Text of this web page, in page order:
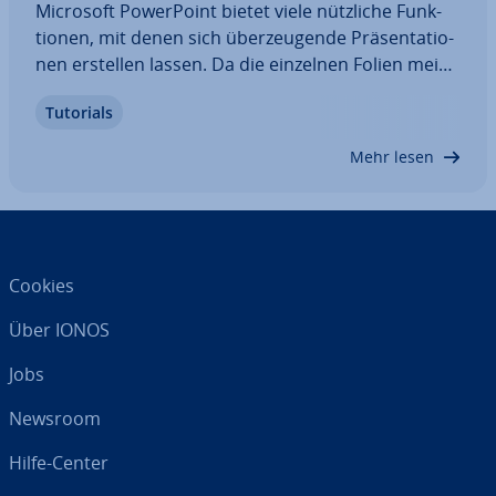
Microsoft Power­Point bietet viele nützliche Funk­
tio­nen, mit denen sich über­zeu­gen­de Prä­sen­ta­tio­
nen erstellen lassen. Da die einzelnen Folien meist
Sil­ben­tren­nung in Power­Point jedoch nicht in­te­
Tutorials
Mehr lesen
Cookies
Über IONOS
Jobs
Newsroom
Hilfe-Center